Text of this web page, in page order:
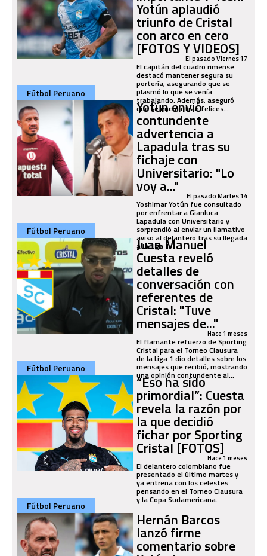
Yotún aplaudió
triunfo de Cristal
con arco en cero
[FOTOS Y VIDEOS]
El pasado Viernes 17
El capitán del cuadro rimense
destacó mantener segura su
portería, asegurando que se
plasmó lo que se venía
trabajando. Además, aseguró
que se encuentran felices...
Fútbol Peruano
Yotún envió
contundente
advertencia a
Lapadula tras su
fichaje con
Universitario: "Lo
voy a..." El pasado Martes 14
Yoshimar Yotún fue consultado
por enfrentar a Gianluca
Lapadula con Universitario y
sorprendió al enviar un llamativo
aviso al delantero tras su llegada
a la Liga 1.
Fútbol Peruano
Juan Manuel
Cuesta reveló
detalles de
conversación con
referentes de
Cristal: "Tuve
mensajes de..."Hace 1 meses
El flamante refuerzo de Sporting
Cristal para el Torneo Clausura
de la Liga 1 dio detalles sobre los
mensajes que recibió, mostrando
una opinión contundente al...
Fútbol Peruano
“Eso ha sido
primordial”: Cuesta
revela la razón por
la que decidió
fichar por Sporting
Cristal [FOTOS]Hace 1 meses
El delantero colombiano fue
presentado el último martes y
ya entrena con los celestes
pensando en el Torneo Clausura
y la Copa Sudamericana.
Fútbol Peruano
Hernán Barcos
lanzó firme
comentario sobre